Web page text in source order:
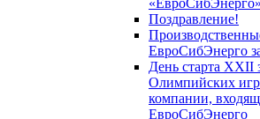
«ЕвроСибЭнерго»
Поздравление!
ЕвроСибЭнерго
День старта XXII
Олимпийских
компании,
ЕвроСибЭнерго